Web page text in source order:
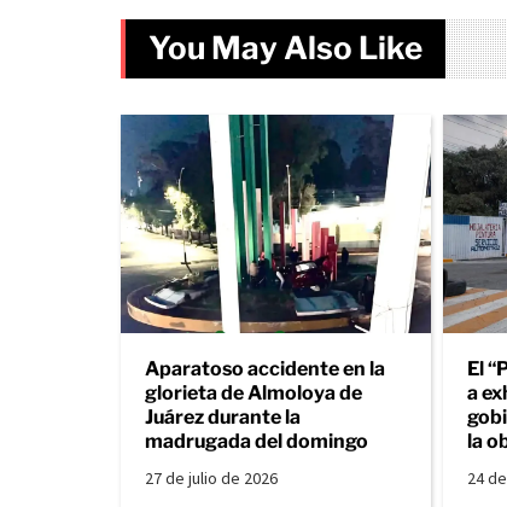
You May Also Like
Aparatoso accidente en la
glorieta de Almoloya de
Juárez durante la
madrugada del domingo
27 de julio de 2026
El
a
la
24